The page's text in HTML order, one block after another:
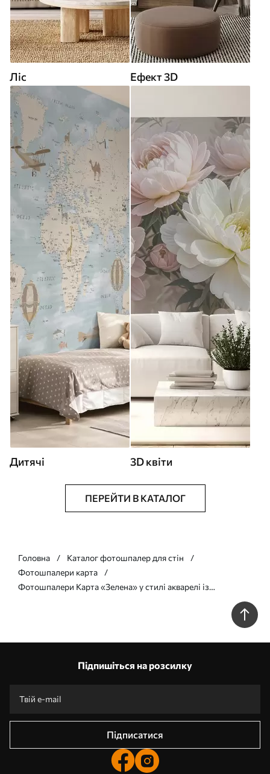
Ліс Ефект 3D
Дитячі 3D квіти
ПЕРЕЙТИ В КАТАЛОГ
Головна
Каталог фотошпалер для стін
Фотошпалери карта
Фотошпалери Карта «Зелена» у стилі акварелі із
Підпишіться на розсилку
Підписатися